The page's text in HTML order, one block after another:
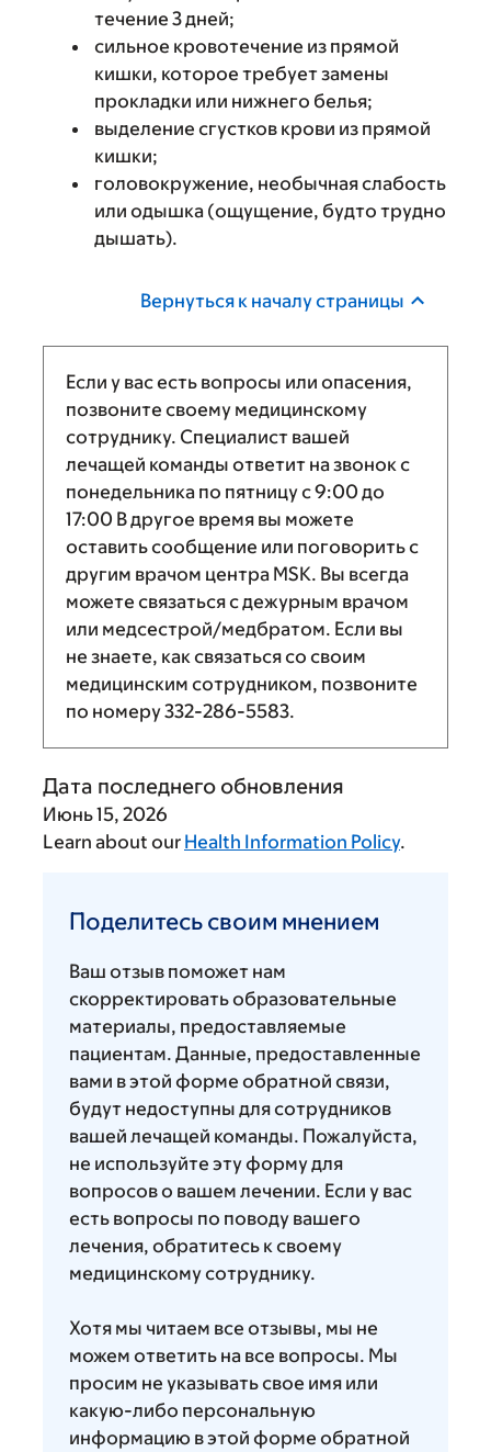
течение 3 дней;
сильное кровотечение из прямой
кишки, которое требует замены
прокладки или нижнего белья;
выделение сгустков крови из прямой
кишки;
головокружение, необычная слабость
или одышка (ощущение, будто трудно
дышать).
Вернуться к началу страницы
Если у вас есть вопросы или опасения,
позвоните своему медицинскому
сотруднику. Специалист вашей
лечащей команды ответит на звонок с
понедельника по пятницу с9:00 до
17:00 В другое время вы можете
оставить сообщение или поговорить с
другим врачом центра MSK. Вы всегда
можете связаться с дежурным врачом
или медсестрой/медбратом. Если вы
не знаете, как связаться со своим
медицинским сотрудником, позвоните
по номеру332-286-5583.
Дата последнего обновления
Июнь 15, 2026
Learn about our Health Information Policy.
своим
Поделитесь своим мнением
Ваш отзыв поможет нам
скорректировать образовательные
материалы, предоставляемые
пациентам. Данные, предоставленные
вами в этой форме обратной связи,
будут недоступны для сотрудников
вашей лечащей команды. Пожалуйста,
не используйте эту форму для
вопросов о вашем лечении. Если у вас
есть вопросы по поводу вашего
лечения, обратитесь к своему
медицинскому сотруднику.
Хотя мы читаем все отзывы, мы не
можем ответить на все вопросы. Мы
просим не указывать свое имя или
какую-либо персональную
информацию в этой форме обратной